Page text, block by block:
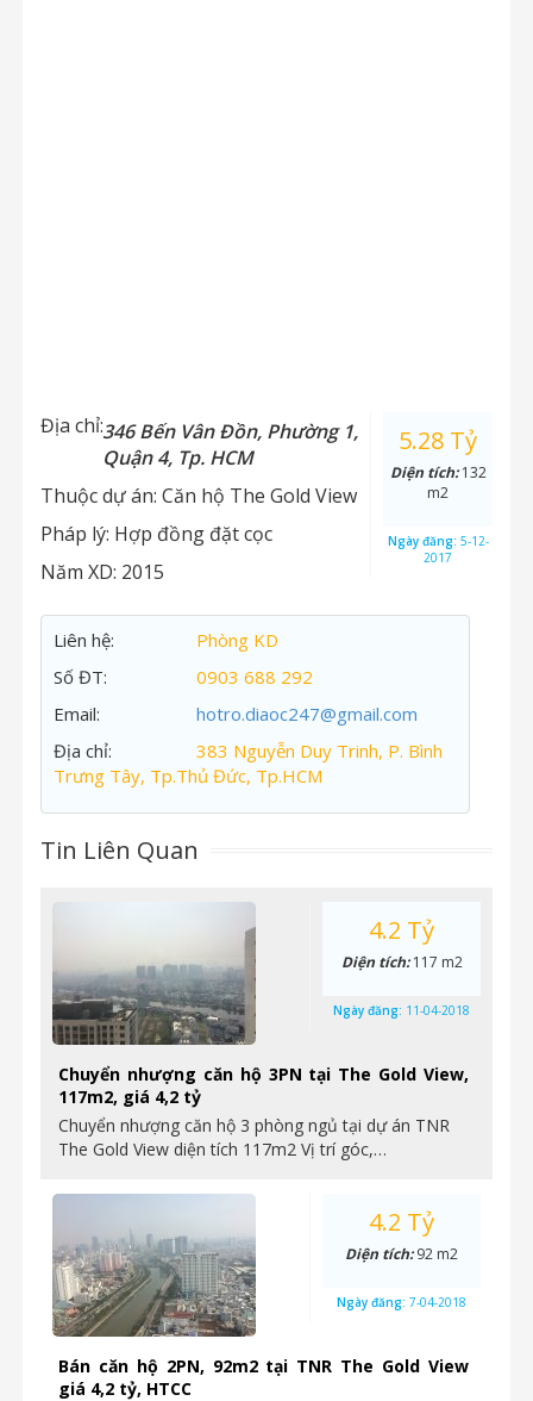
Địa chỉ:346 Bến Vân Đồn, Phường 1,
Quận 4, Tp. HCM
Thuộc dự án: Căn hộ The Gold View
Pháp lý: Hợp đồng đặt cọc
Năm XD: 2015
5.28 Tỷ
Diện tích:132
m2
Ngày đăng: 5-12-
2017
Liên hệ:
Phòng KD
Số ĐT:
0903 688 292
Email:
hotro.diaoc247@gmail.com
Địa chỉ:
383 Nguyễn Duy Trinh, P. Bình
Trưng Tây, Tp.Thủ Đức, Tp.HCM
Tin Liên Quan
Chuyển nhượng căn hộ 3PN tại The Gold View,
117m2, giá 4,2 tỷ
Chuyển nhượng căn hộ 3 phòng ngủ tại dự án TNR
The Gold View diện tích 117m2 Vị trí góc,…
4.2 Tỷ
Diện tích:117 m2
Ngày đăng: 11-04-2018
Bán căn hộ 2PN, 92m2 tại TNR The Gold View
giá 4,2 tỷ, HTCC
4.2 Tỷ
Diện tích:92 m2
Ngày đăng: 7-04-2018